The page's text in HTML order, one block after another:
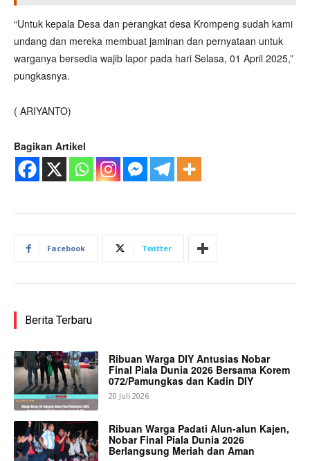
“Untuk kepala Desa dan perangkat desa Krompeng sudah kami
undang dan mereka membuat jaminan dan pernyataan untuk
warganya bersedia wajib lapor pada hari Selasa, 01 April 2025,”
pungkasnya.
( ARIYANTO)
Bagikan Artikel
Facebook Twitter
Berita Terbaru
Ribuan Warga DIY Antusias Nobar
Final Piala Dunia 2026 Bersama Korem
072/Pamungkas dan Kadin DIY
20 Juli 2026
Ribuan Warga Padati Alun-alun Kajen,
Nobar Final Piala Dunia 2026
Berlangsung Meriah dan Aman